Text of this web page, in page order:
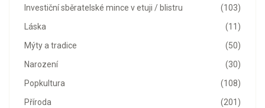
(103)
Investiční sběratelské mince v etuji / blistru
(11)
Láska
(50)
Mýty a tradice
(30)
Narození
(108)
Popkultura
(201)
Příroda